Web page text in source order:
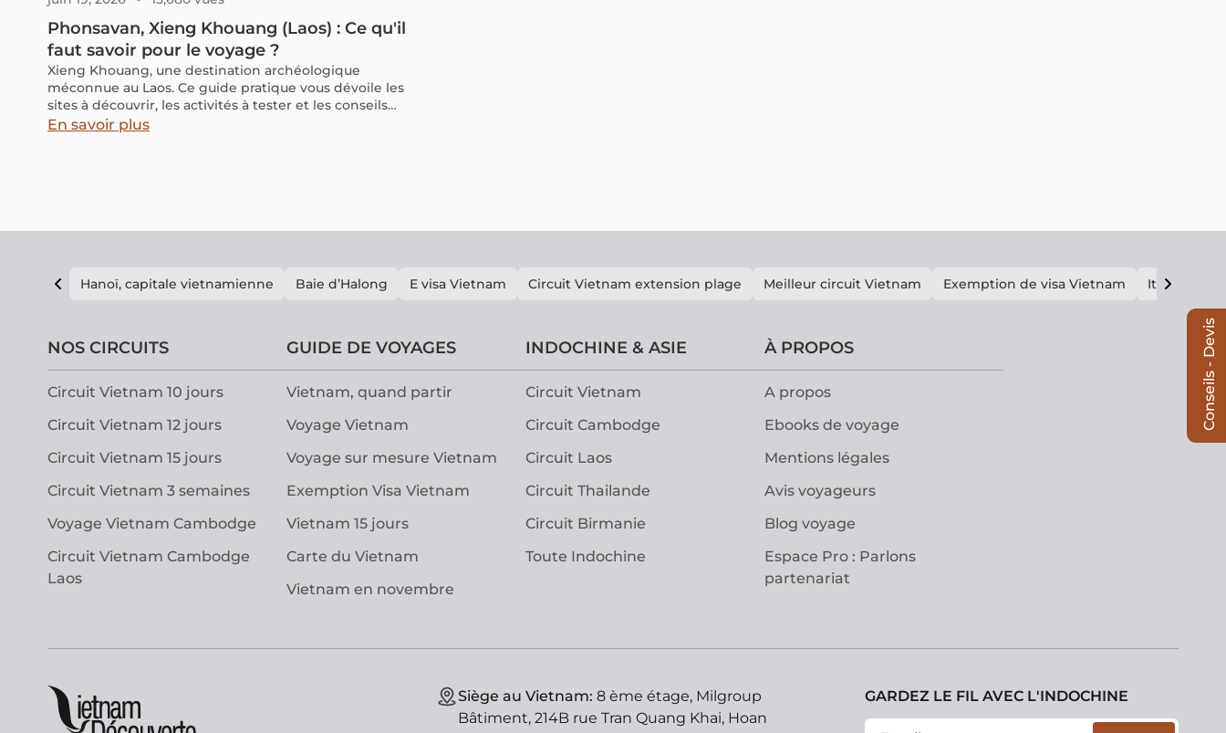
Phonsavan, Xieng Khouang (Laos) : Ce qu'il
faut savoir pour le voyage ?
Xieng Khouang, une destination archéologique
méconnue au Laos. Ce guide pratique vous dévoile les
sites à découvrir, les activités à tester et les conseils
utiles pour réussir votre circuit.
En savoir plus
Hanoï, capitale vietnamienne Baie d’Halong E visa Vietnam Circuit Vietnam extension plage Meilleur circuit Vietnam Exemption de visa Vietnam Itinéraire
NOS CIRCUITS
Circuit Vietnam 10 jours
Circuit Vietnam 12 jours
Circuit Vietnam 15 jours
Circuit Vietnam 3 semaines
Voyage Vietnam Cambodge
Circuit Vietnam Cambodge
Laos
GUIDE DE VOYAGES
Vietnam, quand partir
Voyage Vietnam
Voyage sur mesure Vietnam
Exemption Visa Vietnam
Vietnam 15 jours
Carte du Vietnam
Vietnam en novembre
INDOCHINE & ASIE
Circuit Vietnam
Circuit Cambodge
Circuit Laos
Circuit Thailande
Circuit Birmanie
Toute Indochine
À PROPOS
A propos
Ebooks de voyage
Mentions légales
Avis voyageurs
Blog voyage
Espace Pro : Parlons
partenariat
Siège au Vietnam: 8 ème étage, Milgroup
Bâtiment, 214B rue Tran Quang Khai, Hoan
GARDEZ LE FIL AVEC L'INDOCHINE
Conseils - Devis